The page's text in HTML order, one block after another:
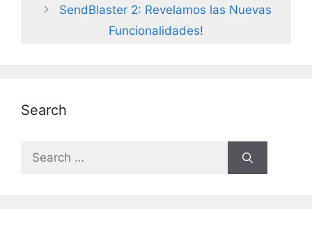
SendBlaster 2: Revelamos las Nuevas
Funcionalidades!
Search
Search